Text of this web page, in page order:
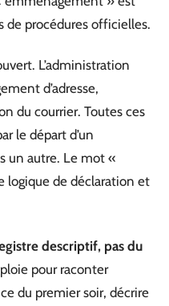
procédures officielles.
L’administration
d’adresse,
du courrier. Toutes ces
le départ d’un
un autre. Le mot «
logique de déclaration et
descriptif, pas du
pour raconter
du premier soir, décrire